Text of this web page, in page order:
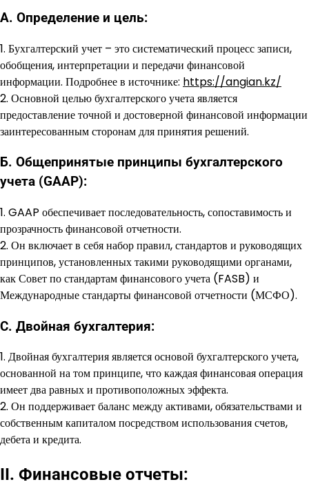
А. Определение и цель:
1. Бухгалтерский учет – это систематический процесс записи,
обобщения, интерпретации и передачи финансовой
информации. Подробнее в источнике: https://angian.kz/
2. Основной целью бухгалтерского учета является
предоставление точной и достоверной финансовой информации
заинтересованным сторонам для принятия решений.
Б. Общепринятые принципы бухгалтерского
учета (GAAP):
1. GAAP обеспечивает последовательность, сопоставимость и
прозрачность финансовой отчетности.
2. Он включает в себя набор правил, стандартов и руководящих
принципов, установленных такими руководящими органами,
как Совет по стандартам финансового учета (FASB) и
Международные стандарты финансовой отчетности (МСФО).
C. Двойная бухгалтерия:
1. Двойная бухгалтерия является основой бухгалтерского учета,
основанной на том принципе, что каждая финансовая операция
имеет два равных и противоположных эффекта.
2. Он поддерживает баланс между активами, обязательствами и
собственным капиталом посредством использования счетов,
дебета и кредита.
II. Финансовые отчеты: